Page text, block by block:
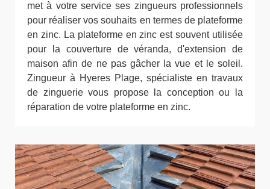
met à votre service ses zingueurs professionnels
pour réaliser vos souhaits en termes de plateforme
en zinc. La plateforme en zinc est souvent utilisée
pour la couverture de véranda, d'extension de
maison afin de ne pas gâcher la vue et le soleil.
Zingueur à Hyeres Plage, spécialiste en travaux
de zinguerie vous propose la conception ou la
réparation de votre plateforme en zinc.